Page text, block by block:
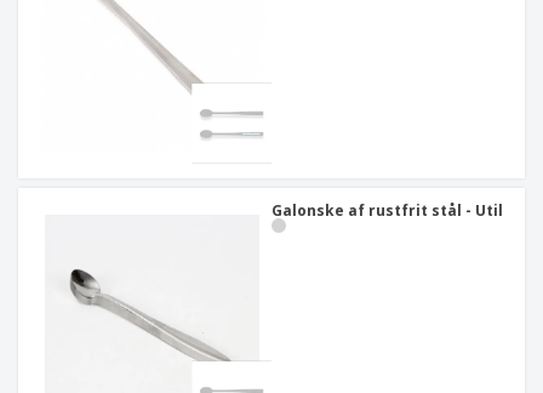
Galonske af rustfrit stål - Util